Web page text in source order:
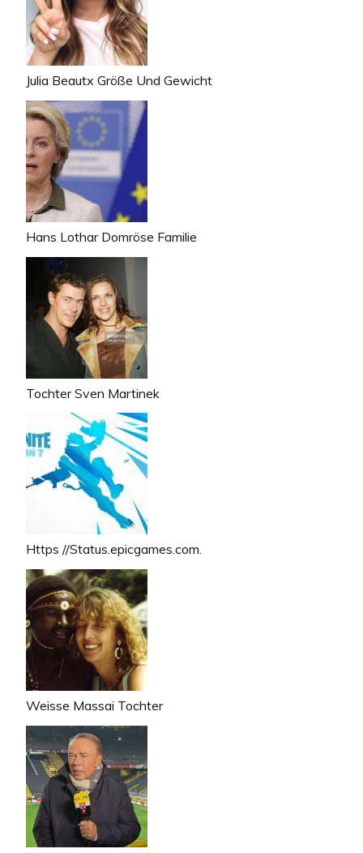
Julia Beautx Größe Und Gewicht
Hans Lothar Domröse Familie
Tochter Sven Martinek
Https //Status.epicgames.com.
Weisse Massai Tochter